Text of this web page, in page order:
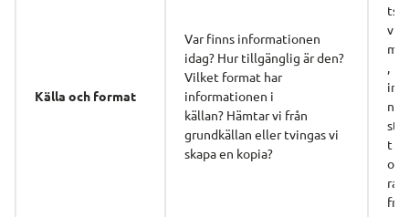
Källa och format
Var finns informationen
idag? Hur tillgänglig är den?
Vilket format har
informationen i
källan? Hämtar vi från
grundkällan eller tvingas vi
skapa en kopia?
,
t
rat